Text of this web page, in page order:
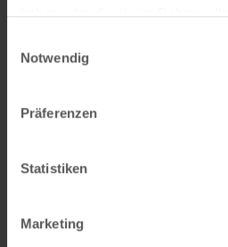
haben oder die sie im Rahmen
Notwendig
Präferenzen
Statistiken
Marketing
Bildwelten – von der Idee bis zum
technisch, KI-getrieben und mit